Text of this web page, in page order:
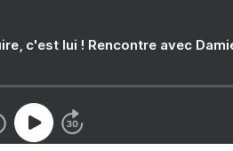
c'est lui ! Rencontre avec